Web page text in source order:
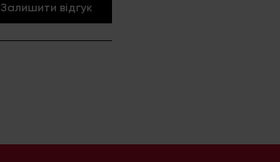
Залишити відгук